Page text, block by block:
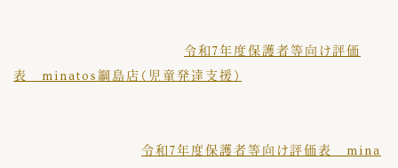
令和7年度保護者等向け評価
表 minatos綱島店（児童発達支援）
令和7年度保護者等向け評価表 mina